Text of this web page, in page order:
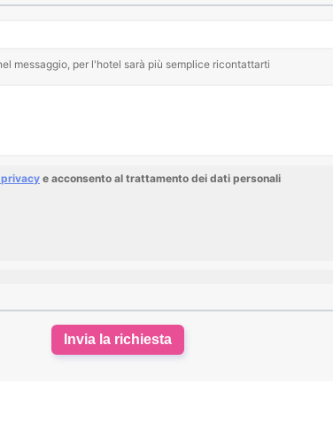
messaggio, per l'hotel sarà più semplice ricontattarti
e acconsento al trattamento dei dati personali
Invia la richiesta